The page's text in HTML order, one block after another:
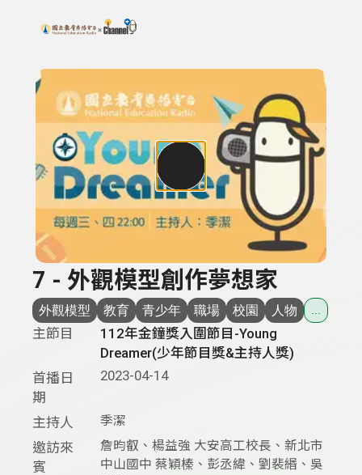
上方功能區塊
搜尋關鍵字：可輸入節目名稱、主持人或關鍵字
7 - 外觀模型創作夢想家
外觀模型 教育 青少年 職場 校園 人物 ...
主節目
112年金鐘獎入圍節目-Young
Dreamer(少年節目獎&主持人獎)
首播日
期
2023-04-14
主持人 季潔
邀訪來
賓
詹昀叡、楊益強 大安高工校長、新北市
中山國中 蔡穎榛、彭丞緯、劉裴緡、吳